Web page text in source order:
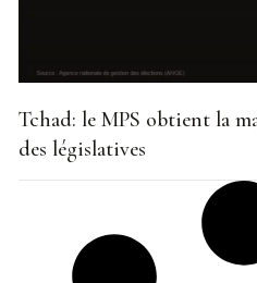
Tchad: le MPS obtient la
des législatives